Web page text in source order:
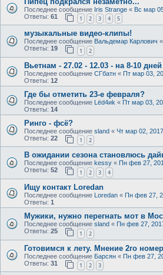
Последнее сообщение Iris Strange « Вс мар
Ответы: 61 1 2 3 4 5
музыкальные видео-клипы!
Последнее сообщение Вальдемар Карлович «
Ответы: 19 1 2
Вьетнам - 27.02 - 12.03 - на 8-10
Последнее сообщение СГбатн « Пт мар 03,
Ответы: 12
Где бы отметить 23-е февраля?
Последнее сообщение Lёd4иk « Пт мар 03,
Ответы: 14
Ринго - фсё?
Последнее сообщение sland « Чт мар 02,
Ответы: 22 1 2
В ожидании сезона становлюсь
Последнее сообщение kessy « Пн фев 27,
Ответы: 52 1 2 3 4
Ищу контакт Loredan
Последнее сообщение Loredan « Пн фев 27,
Ответы: 1
Мужики, нужно перегнать мот в
Последнее сообщение sland « Пн фев 27,
Ответы: 25 1 2
Готовимся к лету. Мнение 2го
Последнее сообщение Барсян « Пн фев 27,
Ответы: 31 1 2 3